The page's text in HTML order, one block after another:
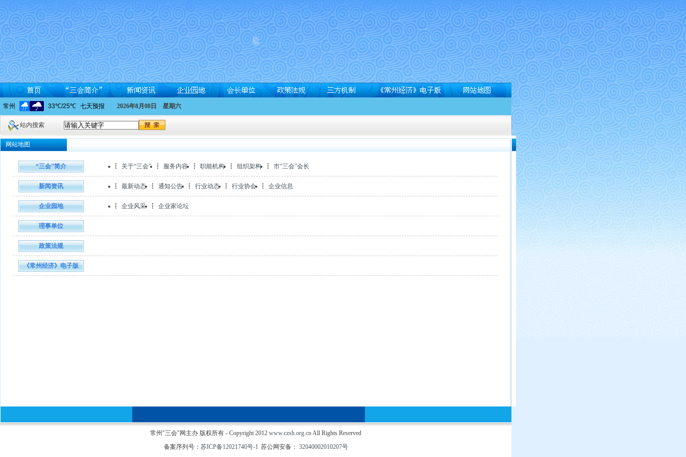
2026年8月08日 星期六
站内搜索
网站地图
“三会”简介 关于“三会” 服务内容 职能机构 组织架构 市“三会”会长
新闻资讯 最新动态 通知公告 行业动态 行业协会 企业信息
企业园地 企业风采 企业家论坛
理事单位
政策法规
《常州经济》电子版
常州"三会"网主办 版权所有 - Copyright 2012 www.czsh.org.cnAll Rights Reserved
备案序列号： 苏ICP备12021740号-1 苏公网安备： 32040002010207号